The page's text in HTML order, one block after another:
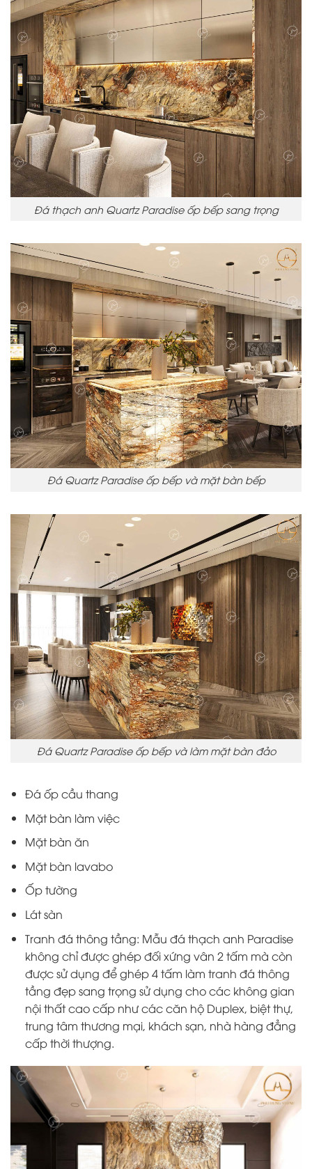
Đá thạch anh Quartz Paradise ốp bếp sang trọng
Đá Quartz Paradise ốp bếp và mặt bàn bếp
Đá Quartz Paradise ốp bếp và làm mặt bàn đảo
Đá ốp cầu thang
Mặt bàn làm việc
Mặt bàn ăn
Mặt bàn lavabo
Ốp tường
Lát sàn
Tranh đá thông tầng: Mẫu đá thạch anh Paradise
không chỉ được ghép đối xứng vân 2 tấm mà còn
được sử dụng để ghép 4 tấm làm tranh đá thông
tầng đẹp sang trọng sử dụng cho các không gian
nội thất cao cấp như các căn hộ Duplex, biệt thự,
trung tâm thương mại, khách sạn, nhà hàng đẳng
cấp thời thượng.